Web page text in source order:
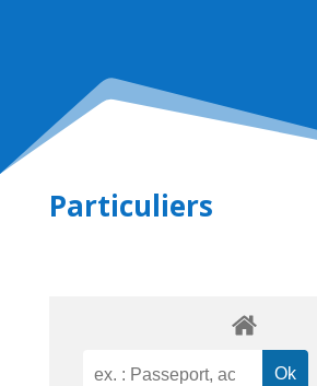
Particuliers